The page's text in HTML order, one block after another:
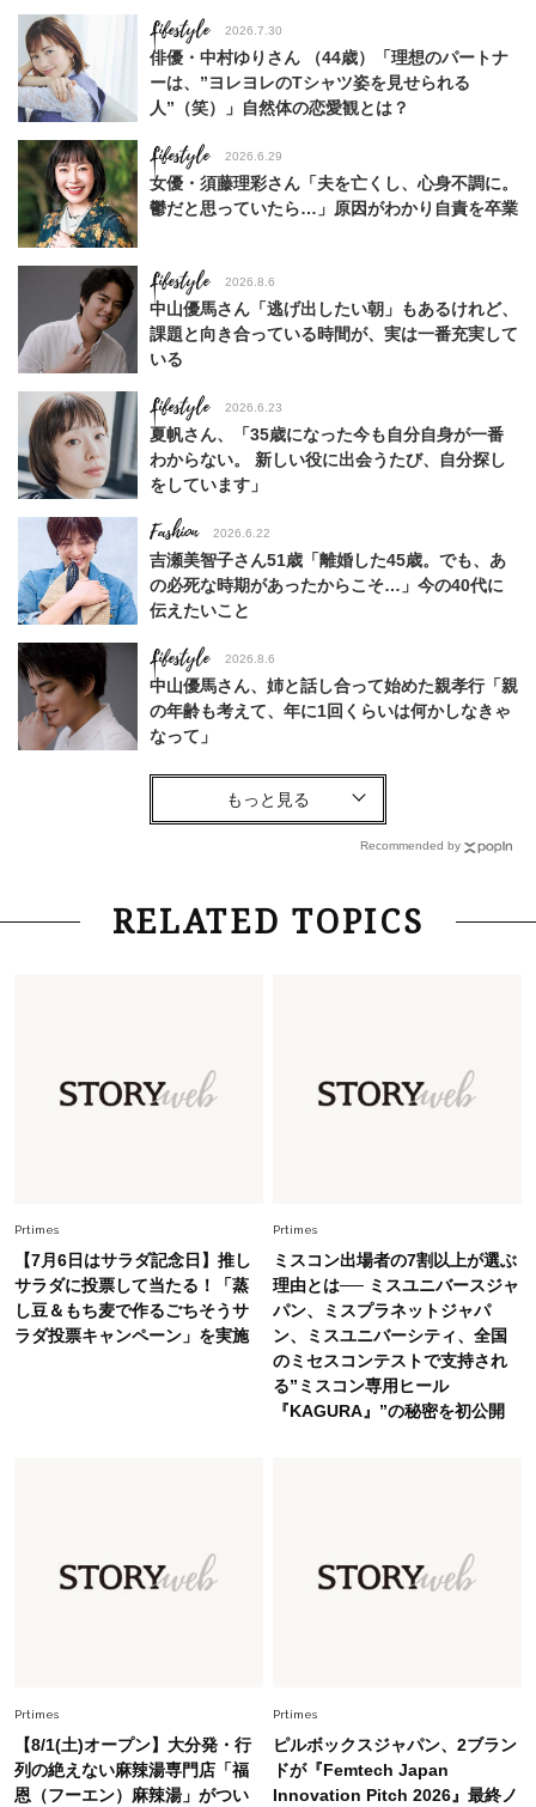
Lifestyle 2026.7.30
俳優・中村ゆりさん （44歳）「理想のパートナ
ーは、”ヨレヨレのTシャツ姿を見せられる
人”（笑）」自然体の恋愛観とは？
Lifestyle 2026.6.29
女優・須藤理彩さん「夫を亡くし、心身不調に。
鬱だと思っていたら…」原因がわかり自責を卒業
Lifestyle 2026.8.6
中山優馬さん「逃げ出したい朝」もあるけれど、
課題と向き合っている時間が、実は一番充実して
いる
Lifestyle 2026.6.23
夏帆さん、「35歳になった今も自分自身が一番
わからない。 新しい役に出会うたび、自分探し
をしています」
Fashion 2026.6.22
吉瀬美智子さん51歳「離婚した45歳。でも、あ
の必死な時期があったからこそ…」今の40代に
伝えたいこと
Lifestyle 2026.8.6
中山優馬さん、姉と話し合って始めた親孝行「親
の年齢も考えて、年に1回くらいは何かしなきゃ
なって」
Lifestyle
「お若いですね」は褒め言葉？“若い＝美しい”と
Lifestyle 2026.8.6
26年夏の【開運アクション】は”ひと拭き”習
を育み中「理想の暮らしよりも今の心地よさを選
んだ」
Fashion 2026.7.16
白黒でもこんなに華やぐ！40代、夏の「甘めト
ップス×パンツ」コーデ〈3選〉
初夏はこれさえあれば！40代は【淡色ワンピ】
で即涼しげ＆上品見え〈3選〉
に更新あり！“黒ぶち以外”が新定番に
Fashion 2026.8.5
Recommended by
RELATED TOPICS
Prtimes
【7月6日はサラダ記念日】推し
サラダに投票して当たる！「蒸
し豆＆もち麦で作るごちそうサ
ラダ投票キャンペーン」を実施
Prtimes
ミスコン出場者の7割以上が選ぶ
理由とは── ミスユニバースジャ
パン、ミスプラネットジャパ
ン、ミスユニバーシティ、全国
のミセスコンテストで支持され
る”ミスコン専用ヒール
『KAGURA』”の秘密を初公開
Prtimes
【8/1(土)オープン】大分発・行
列の絶えない麻辣湯専門店「福
恩（フーエン）麻辣湯」がつい
Prtimes
ピルボックスジャパン、2ブラン
ドが『Femtech Japan
Innovation Pitch 2026』最終ノ